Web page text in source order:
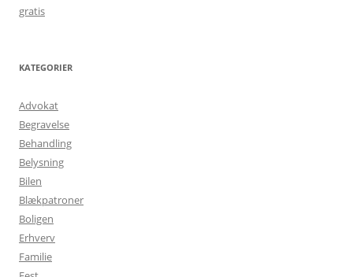
gratis
KATEGORIER
Advokat
Begravelse
Behandling
Belysning
Bilen
Blækpatroner
Boligen
Erhverv
Familie